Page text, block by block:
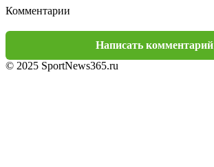
Комментарии
Написать комментарий
© 2025 SportNews365.ru